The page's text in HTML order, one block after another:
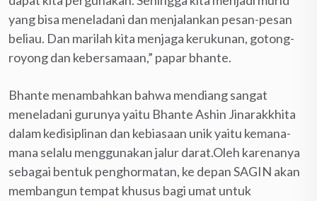
yang bisa meneladani dan menjalankan pesan-pesan
beliau. Dan marilah kita menjaga kerukunan, gotong-
royong dan kebersamaan,” papar bhante.
Bhante menambahkan bahwa mendiang sangat
meneladani gurunya yaitu Bhante Ashin Jinarakkhita
dalam kedisiplinan dan kebiasaan unik yaitu kemana-
mana selalu menggunakan jalur darat.Oleh karenanya
sebagai bentuk penghormatan, ke depan SAGIN akan
membangun tempat khusus bagi umat untuk